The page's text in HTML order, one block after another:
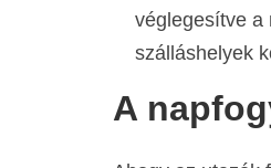
véglegesítve a
szálláshelyek
A